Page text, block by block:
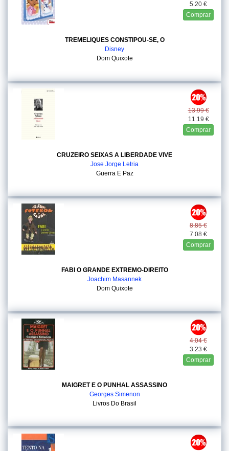
5.20 €
Comprar
TREMELIQUES CONSTIPOU-SE, O
Disney
Dom Quixote
13.99 €
11.19 €
Comprar
CRUZEIRO SEIXAS A LIBERDADE VIVE
Jose Jorge Letria
Guerra E Paz
8.85 €
7.08 €
Comprar
FABI O GRANDE EXTREMO-DIREITO
Joachim Masannek
Dom Quixote
4.04 €
3.23 €
Comprar
MAIGRET E O PUNHAL ASSASSINO
Georges Simenon
Livros Do Brasil